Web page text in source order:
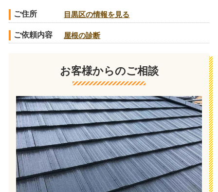
ご住所 目黒区の情報を見る
ご依頼内容 屋根の診断
お客様からのご相談